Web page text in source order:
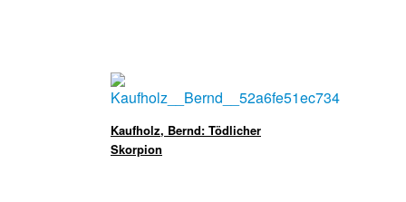
Kaufholz, Bernd: Tödlicher
Skorpion